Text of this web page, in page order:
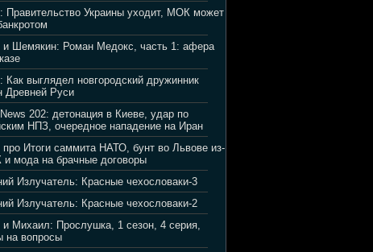
Правительство Украины уходит, МОК может
и Шемякин: Роман Медокс, часть 1: афера
Как выглядел новгородский дружинник
Древней Руси
202: детонация в Киеве, удар по
НПЗ, очередное нападение на Иран
про Итоги саммита НАТО, бунт во Львове из-
и мода на брачные договоры
Излучатель: Красные чехословаки-3
Излучатель: Красные чехословаки-2
и Михаил: Прослушка, 1 сезон, 4 серия,
на вопросы